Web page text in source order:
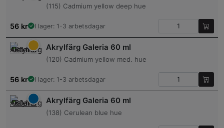
(115) Cadmium yellow deep hue
56 kr I lager: 1-3 arbetsdagar
Akrylfärg Galeria 60 ml
(120) Cadmium yellow med. hue
56 kr I lager: 1-3 arbetsdagar
Akrylfärg Galeria 60 ml
(138) Cerulean blue hue